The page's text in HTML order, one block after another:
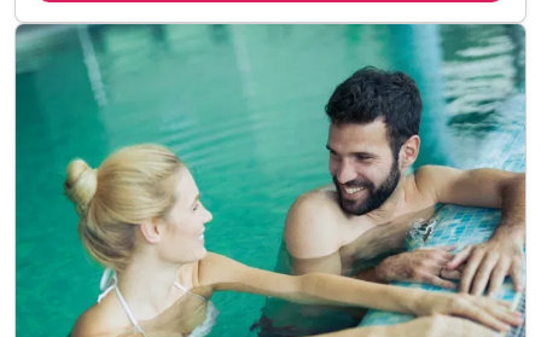
inkl. Parkplatz
inkl. W-LAN